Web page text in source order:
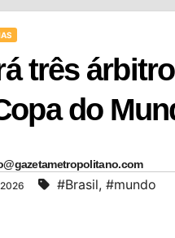
três
do
#Brasil, #mundo